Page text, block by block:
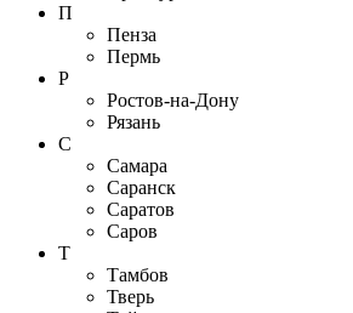
П
Пенза
Пермь
Р
Ростов-на-Дону
Рязань
С
Самара
Саранск
Саратов
Саров
Т
Тамбов
Тверь